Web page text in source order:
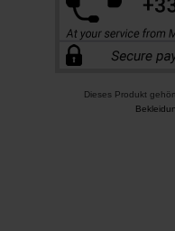
Dieses Produkt